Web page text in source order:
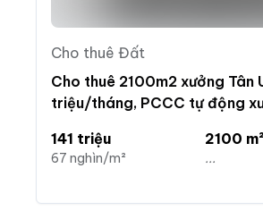
Cho thuê Đất
Cho thuê 2100m2 xưởng Tân
triệu/tháng, PCCC tự động
141 triệu
67 nghìn/m²
2100 m²
...